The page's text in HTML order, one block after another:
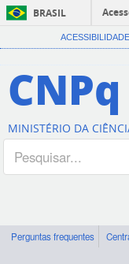
BRASIL
ACESSIBILIDADE
CNPq
MINISTÉRIO DA
Perguntas frequentes